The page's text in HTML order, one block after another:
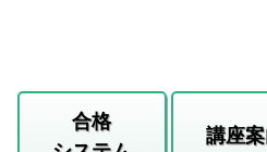
合格
講座